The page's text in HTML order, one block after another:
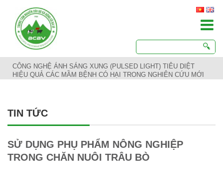
CÔNG NGHỆ ÁNH SÁNG XUNG (PULSED LIGHT) TIÊU DIỆT
HIỆU QUẢ CÁC MẦM BỆNH CÓ HẠI TRONG NGHIÊN CỨU MỚI
TIN TỨC
SỬ DỤNG PHỤ PHẨM NÔNG NGHIỆP
TRONG CHĂN NUÔI TRÂU BÒ